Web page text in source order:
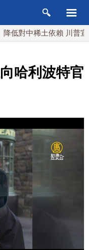
中稀土依賴 川普宣布礦
哈利波特官